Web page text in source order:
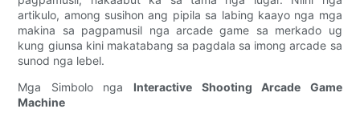
artikulo, among susihon ang pipila sa labing kaayo nga mga
makina sa pagpamusil nga arcade game sa merkado ug
kung giunsa kini makatabang sa pagdala sa imong arcade sa
sunod nga lebel.
Mga Simbolo nga Interactive Shooting Arcade Game
Machine